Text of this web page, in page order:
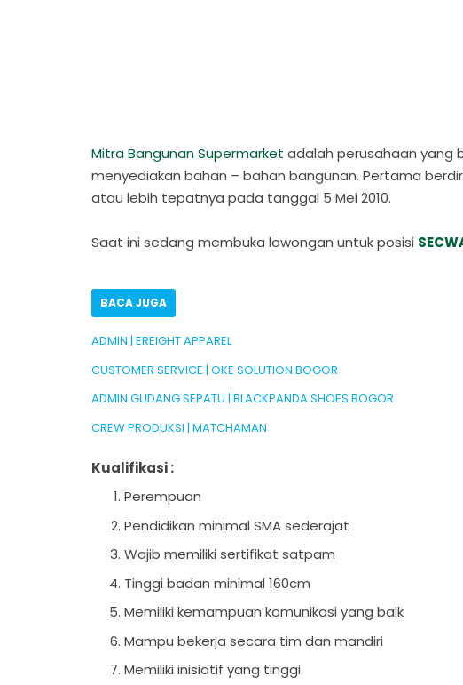
Mitra Bangunan Supermarket adalah perusahaan yang
menyediakan bahan – bahan bangunan. Pertama
atau lebih tepatnya pada tanggal 5 Mei 2010.
Saat ini sedang membuka lowongan untuk posisi
BACA JUGA
ADMIN | EREIGHT APPAREL
CUSTOMER SERVICE | OKE SOLUTION BOGOR
ADMIN GUDANG SEPATU | BLACKPANDA SHOES BOGOR
CREW PRODUKSI | MATCHAMAN
Kualifikasi :
Perempuan
Pendidikan minimal SMA sederajat
Wajib memiliki sertifikat satpam
Tinggi badan minimal 160cm
Memiliki kemampuan komunikasi yang baik
Mampu bekerja secara tim dan mandiri
Memiliki inisiatif yang tinggi